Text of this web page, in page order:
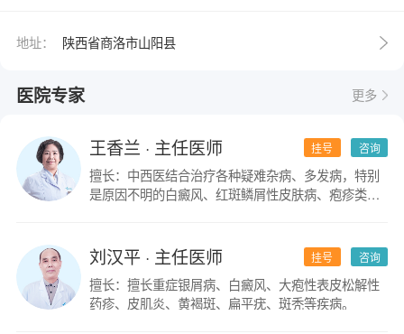
地址： 陕西省商洛市山阳县
医院专家 更多
咨询
挂号
王香兰 · 主任医师
擅长：中西医结合治疗各种疑难杂病、多发病，特别
是原因不明的白癜风、红斑鳞屑性皮肤病、疱疹类皮
咨询
挂号
刘汉平· 主任医师
擅长：擅长重症银屑病、白癜风、大疱性表皮松解性
药疹、皮肌炎、黄褐斑、扁平疣、斑秃等疾病。